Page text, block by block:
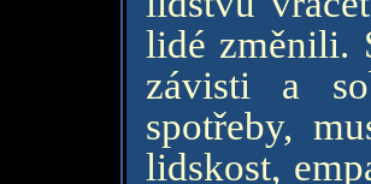
lidé změnili.
závisti a
spotřeby,
lidskost,